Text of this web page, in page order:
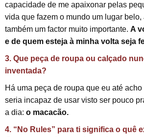
capacidade de me apaixonar pelas
vida que fazem o mundo um lugar
também um factor muito importante. A
e de quem esteja à minha volta seja
3. Que peça de roupa ou calçado
inventada?
Há uma peça de roupa que eu até
seria incapaz de usar visto ser pouco
a dia: o macacão.
4. “No Rules” para ti significa o quê